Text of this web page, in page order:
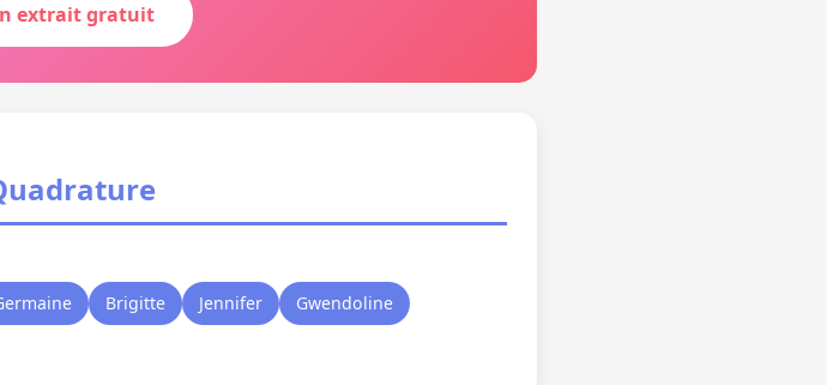
extrait gratuit
Brigitte Jennifer
Gwendoline